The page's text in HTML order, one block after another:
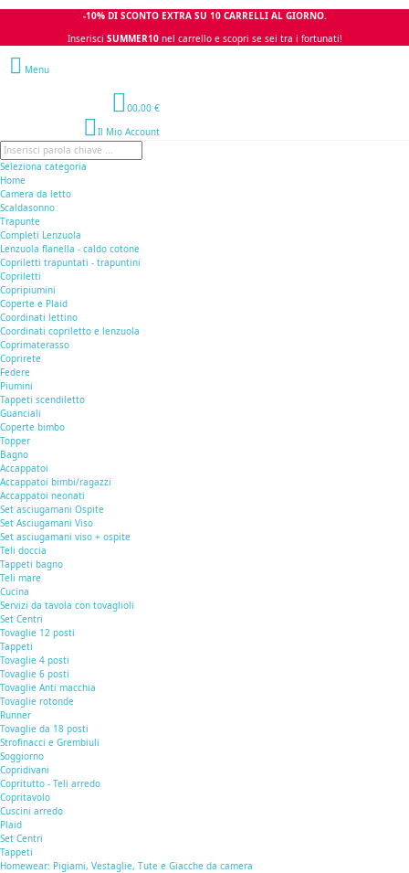
-10% DI SCONTO EXTRA SU 10 CARRELLI AL GIORNO.
Inserisci SUMMER10 nel carrello e scopri se sei tra i fortunati!
Menu
00,00 €
Il Mio Account
Seleziona categoria
Home
Camera da letto
Scaldasonno
Trapunte
Completi Lenzuola
Lenzuola flanella - caldo cotone
Copriletti trapuntati - trapuntini
Copriletti
Copripiumini
Coperte e Plaid
Coordinati lettino
Coordinati copriletto e lenzuola
Coprimaterasso
Coprirete
Federe
Piumini
Tappeti scendiletto
Guanciali
Coperte bimbo
Topper
Bagno
Accappatoi
Accappatoi bimbi/ragazzi
Accappatoi neonati
Set asciugamani Ospite
Set Asciugamani Viso
Set asciugamani viso + ospite
Teli doccia
Tappeti bagno
Teli mare
Cucina
Servizi da tavola con tovaglioli
Set Centri
Tovaglie 12 posti
Tappeti
Tovaglie 4 posti
Tovaglie 6 posti
Tovaglie Anti macchia
Tovaglie rotonde
Runner
Tovaglie da 18 posti
Strofinacci e Grembiuli
Soggiorno
Copridivani
Copritutto - Teli arredo
Copritavolo
Cuscini arredo
Plaid
Set Centri
Tappeti
Homewear: Pigiami, Vestaglie, Tute e Giacche da camera